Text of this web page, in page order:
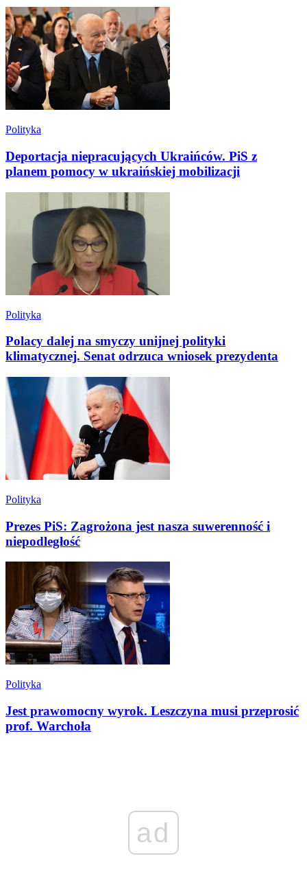
Polityka
Deportacja niepracujących Ukraińców. PiS z
planem pomocy w ukraińskiej mobilizacji
Polityka
Polacy dalej na smyczy unijnej polityki
klimatycznej. Senat odrzuca wniosek prezydenta
Polityka
Prezes PiS: Zagrożona jest nasza suwerenność i
niepodległość
Polityka
Jest prawomocny wyrok. Leszczyna musi przeprosić
prof. Warchoła
ad